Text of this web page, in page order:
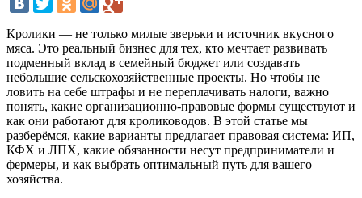
Кролики — не только милые зверьки и источник вкусного
мяса. Это реальный бизнес для тех, кто мечтает развивать
подменный вклад в семейный бюджет или создавать
небольшие сельскохозяйственные проекты. Но чтобы не
ловить на себе штрафы и не переплачивать налоги, важно
понять, какие организационно-правовые формы существуют и
как они работают для кролиководов. В этой статье мы
разберёмся, какие варианты предлагает правовая система: ИП,
КФХ и ЛПХ, какие обязанности несут предприниматели и
фермеры, и как выбрать оптимальный путь для вашего
хозяйства.